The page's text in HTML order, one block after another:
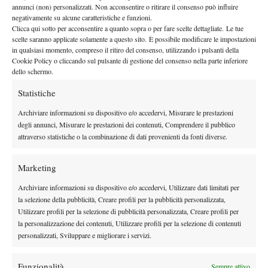
annunci (non) personalizzati. Non acconsentire o ritirare il consenso può influire
negativamente su alcune caratteristiche e funzioni.
Clicca qui sotto per acconsentire a quanto sopra o per fare scelte dettagliate. Le tue
scelte saranno applicate solamente a questo sito. È possibile modificare le impostazioni
in qualsiasi momento, compreso il ritiro del consenso, utilizzando i pulsanti della
Cookie Policy o cliccando sul pulsante di gestione del consenso nella parte inferiore
dello schermo.
Statistiche
Archiviare informazioni su dispositivo e/o accedervi, Misurare le prestazioni
degli annunci, Misurare le prestazioni dei contenuti, Comprendere il pubblico
attraverso statistiche o la combinazione di dati provenienti da fonti diverse.
Marketing
Archiviare informazioni su dispositivo e/o accedervi, Utilizzare dati limitati per
la selezione della pubblicità, Creare profili per la pubblicità personalizzata,
Utilizzare profili per la selezione di pubblicità personalizzata, Creare profili per
la personalizzazione dei contenuti, Utilizzare profili per la selezione di contenuti
personalizzati, Sviluppare e migliorare i servizi.
poi sotto 4-0 nel parziale decisivo prima di rimontare il
sorprendente americano William Blumberg e il suo delicato
gioco di volo. Ma c’è anche il francese Corentin Denolly, unico
europeo ancora in gara e testa di serie n.5, con il suo braccio
mancino capace di rimontare un set a Nathan Ponwith, terzo
tutte a seguire su un unico campo, il Centrale, a partire dalle
10.30. Prima le donne (Jessica Pieri giocherà il secondo match) e
poi gli uomini. Domenica finali a partire dalle 12.30:
palcoscenico subito dedicato al match clou femminile, e poi – a
Tabellone singolare maschile, quarti di finale
A. Santillan (JPN) [3] b. W. Blumberg (USA) [6] 4-6 6-2 7-5, C.
Denolly (FRA) [5] b. N. Ponwith (USA) 2-6 6-4 6-2, T. Fritz
(USA) [2] b. Y. Takahashi (JPN) 6-1 1-6 6-3, O. Luz (BRA) [1]
b. N.H. Ly (VIE) [8] 6-2 6-3.